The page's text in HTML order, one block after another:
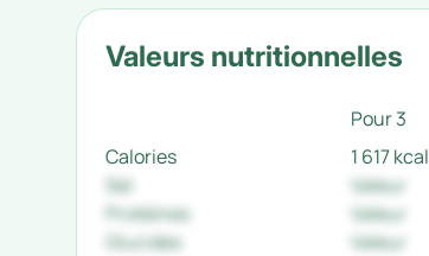
Valeurs nutritionnelles
Pour 3
Calories
1 617 kcal
Sel
Valeur
Protéines
Valeur
Glucides
Valeur